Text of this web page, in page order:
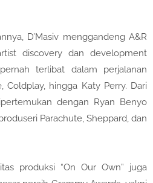
D’Masiv menggandeng A&R
discovery dan development
terlibat dalam perjalanan
Coldplay, hingga Katy Perry. Dari
dengan Ryan Benyo
Parachute, Sheppard, dan
produksi “On Our Own” juga